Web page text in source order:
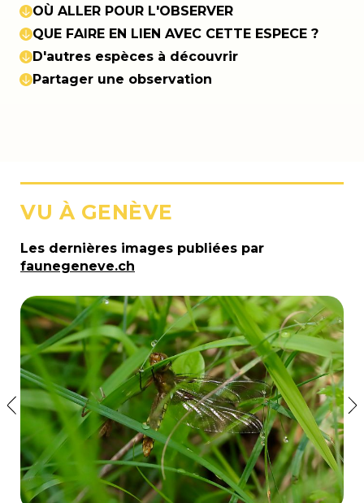
OÙ ALLER POUR L'OBSERVER
QUE FAIRE EN LIEN AVEC CETTE ESPECE ?
D'autres espèces à découvrir
Partager une observation
VU À GENÈVE
Les dernières images publiées par
faunegeneve.ch